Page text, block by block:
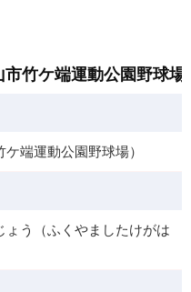
竹ケ端運動公園野球場
端運動公園野球場）
ょう（ふくやましたけがは